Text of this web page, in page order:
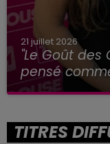
21 juillet 2026
"Le Goût
pensé
TITRES